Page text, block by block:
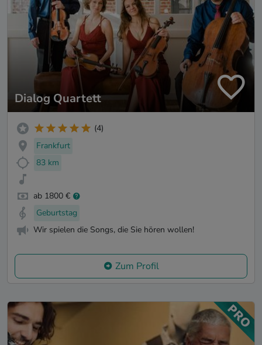
Dialog Quartett
(4)
Frankfurt
83 km
ab 1800 €
Geburtstag
Wir spielen die Songs, die Sie hören wollen!
Zum Profil